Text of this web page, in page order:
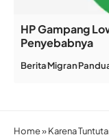
HP Gampang
Penyebabnya
BeritaMigran
Home»Karena Tuntutan